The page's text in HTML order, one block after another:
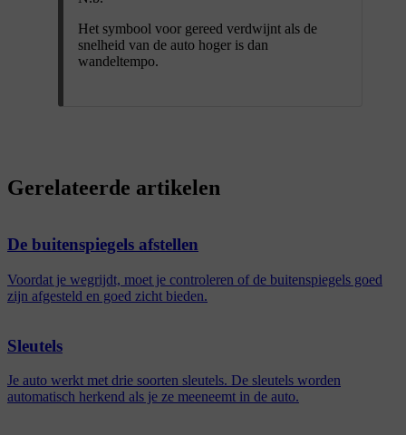
Het symbool voor gereed verdwijnt als de
snelheid van de auto hoger is dan
wandeltempo.
Gerelateerde artikelen
De buitenspiegels afstellen
Voordat je wegrijdt, moet je controleren of de buitenspiegels goed
zijn afgesteld en goed zicht bieden.
Sleutels
Je auto werkt met drie soorten sleutels. De sleutels worden
automatisch herkend als je ze meeneemt in de auto.